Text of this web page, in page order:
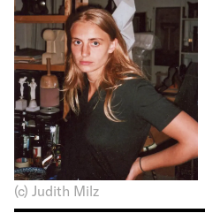
(c) Judith Milz